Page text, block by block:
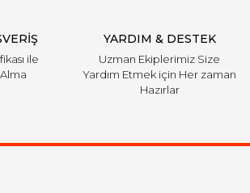
ile
YARDIM & DESTEK
Uzman Ekiplerimiz Size
Yardım Etmek için Her zaman
Hazırlar